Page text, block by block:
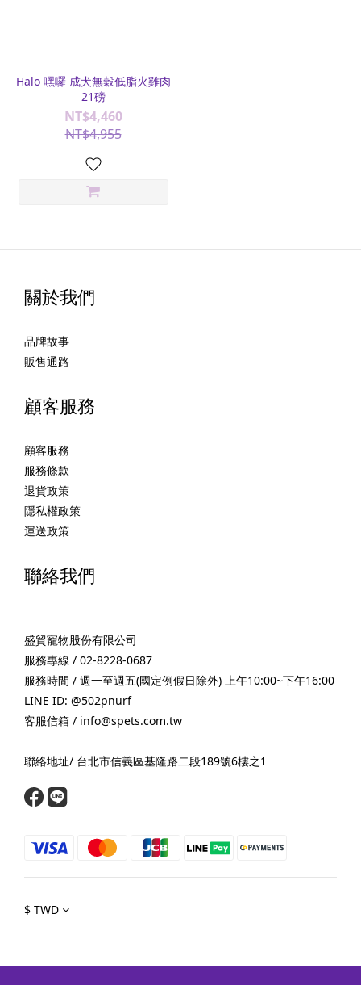
Halo 嘿囉 成犬無穀低脂火雞肉
21磅
NT$4,460
NT$4,955
關於我們
品牌故事
販售通路
顧客服務
顧客服務
服務條款
退貨政策
隱私權政策
運送政策
聯絡我們
盛貿寵物股份有限公司
服務專線 / 02-8228-0687
服務時間 / 週一至週五(國定例假日除外) 上午10:00~下午16:00
LINE ID: @502pnurf
客服信箱 / info@spets.com.tw
聯絡地址/ 台北市信義區基隆路二段189號6樓之1
$ TWD